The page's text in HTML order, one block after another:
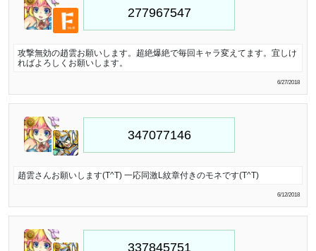
攻撃無効の趙雲お願いします。超絶爆絶で毎回キャラ変えてます。宜しけ
ればよろしくお願いします。
6/27/2018
趙雲さんお願いします(T^T) 一応同激L紋章付きのモネです(T^T)
6/12/2018